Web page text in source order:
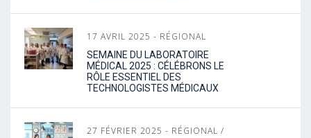
17 AVRIL 2025 - RÉGIONAL
SEMAINE DU LABORATOIRE
MÉDICAL 2025 : CÉLÉBRONS LE
RÔLE ESSENTIEL DES
TECHNOLOGISTES MÉDICAUX
27 FÉVRIER 2025 - RÉGIONAL /